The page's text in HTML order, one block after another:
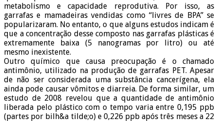
metabolismo e capacidade reprodutiva. Por isso, as
garrafas e mamadeiras vendidas como “livres de BPA” se
popularizaram. No entanto, o que alguns estudos indicam é
que a concentração desse composto nas garrafas plásticas é
extremamente baixa (5 nanogramas por litro) ou até
mesmo inexistente.
Outro químico que causa preocupação é o chamado
antimônio, utilizado na produção de garrafas PET. Apesar
de não ser considerada uma substância cancerígena, ela
ainda pode causar vômitos e diarreia. De forma similar, um
estudo de 2008 revelou que a quantidade de antimônio
liberada pelo plástico com o tempo varia entre 0,195 ppb
(partes por bilh&a tilde;o) e 0,226 ppb após três meses a 22